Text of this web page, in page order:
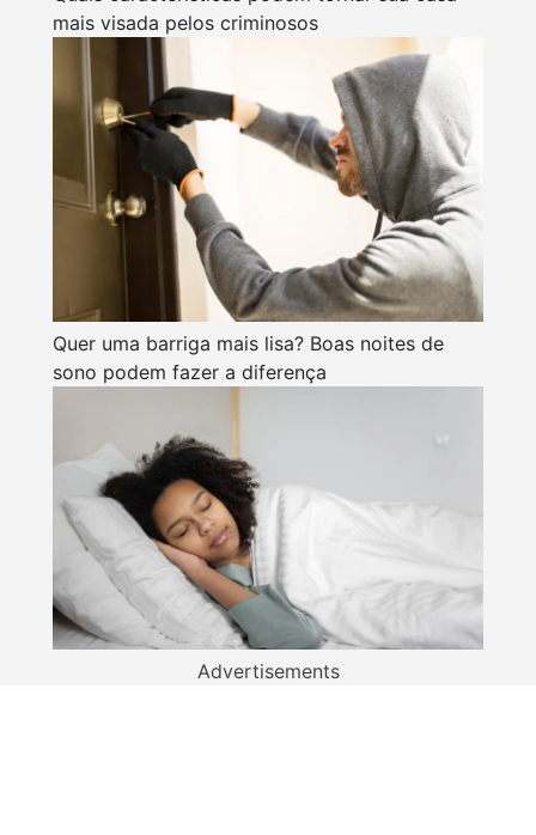
mais visada pelos criminosos
Quer uma barriga mais lisa? Boas noites de
sono podem fazer a diferença
Advertisements